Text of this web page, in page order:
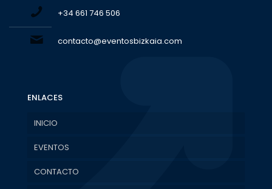
+34 661 746 506
contacto@eventosbizkaia.com
ENLACES
INICIO
EVENTOS
CONTACTO